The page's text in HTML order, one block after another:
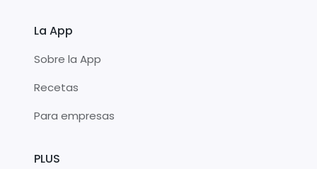
La App
Sobre la App
Recetas
Para empresas
PLUS